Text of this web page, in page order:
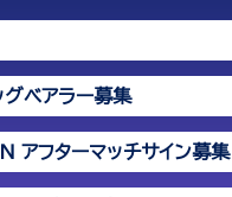
グベアラー募集
アフターマッチサイン募集